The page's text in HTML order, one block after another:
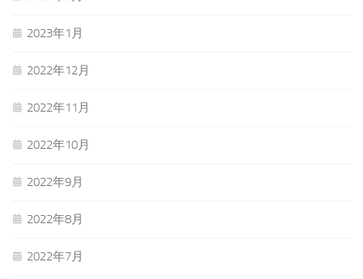
2023年1月
2022年12月
2022年11月
2022年10月
2022年9月
2022年8月
2022年7月